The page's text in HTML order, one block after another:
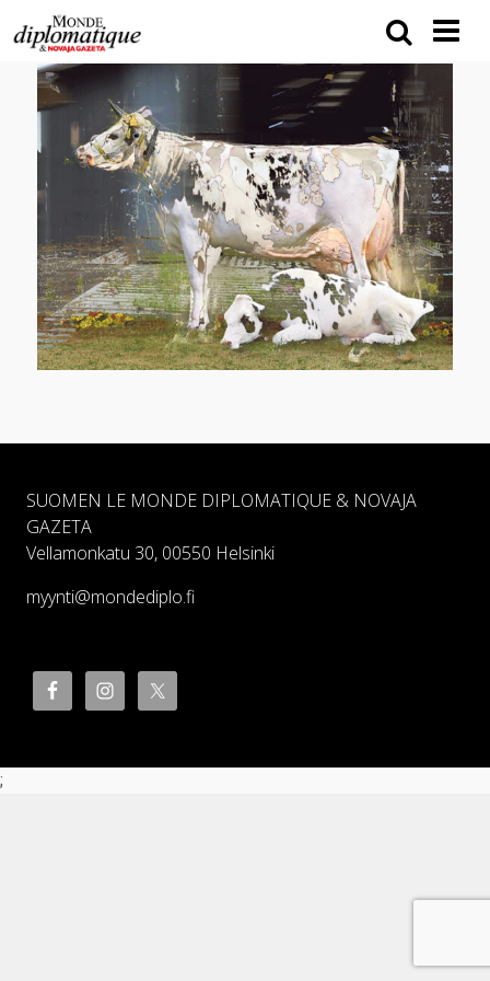
SUOMEN LE MONDE DIPLOMATIQUE & NOVAJA
GAZETA
Vellamonkatu 30, 00550 Helsinki
myynti@mondediplo.fi
;